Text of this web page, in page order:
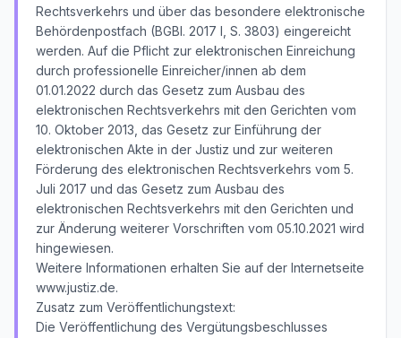
Rechtsverkehrs und über das besondere elektronische
Behördenpostfach (BGBl. 2017 I, S. 3803) eingereicht
werden. Auf die Pflicht zur elektronischen Einreichung
durch professionelle Einreicher/innen ab dem
01.01.2022 durch das Gesetz zum Ausbau des
elektronischen Rechtsverkehrs mit den Gerichten vom
10. Oktober 2013, das Gesetz zur Einführung der
elektronischen Akte in der Justiz und zur weiteren
Förderung des elektronischen Rechtsverkehrs vom 5.
Juli 2017 und das Gesetz zum Ausbau des
elektronischen Rechtsverkehrs mit den Gerichten und
zur Änderung weiterer Vorschriften vom 05.10.2021 wird
hingewiesen.
Weitere Informationen erhalten Sie auf der Internetseite
www.justiz.de.
Zusatz zum Veröffentlichungstext:
Die Veröffentlichung des Vergütungsbeschlusses